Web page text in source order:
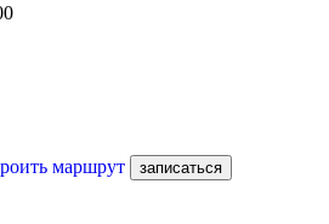
маршрут записаться